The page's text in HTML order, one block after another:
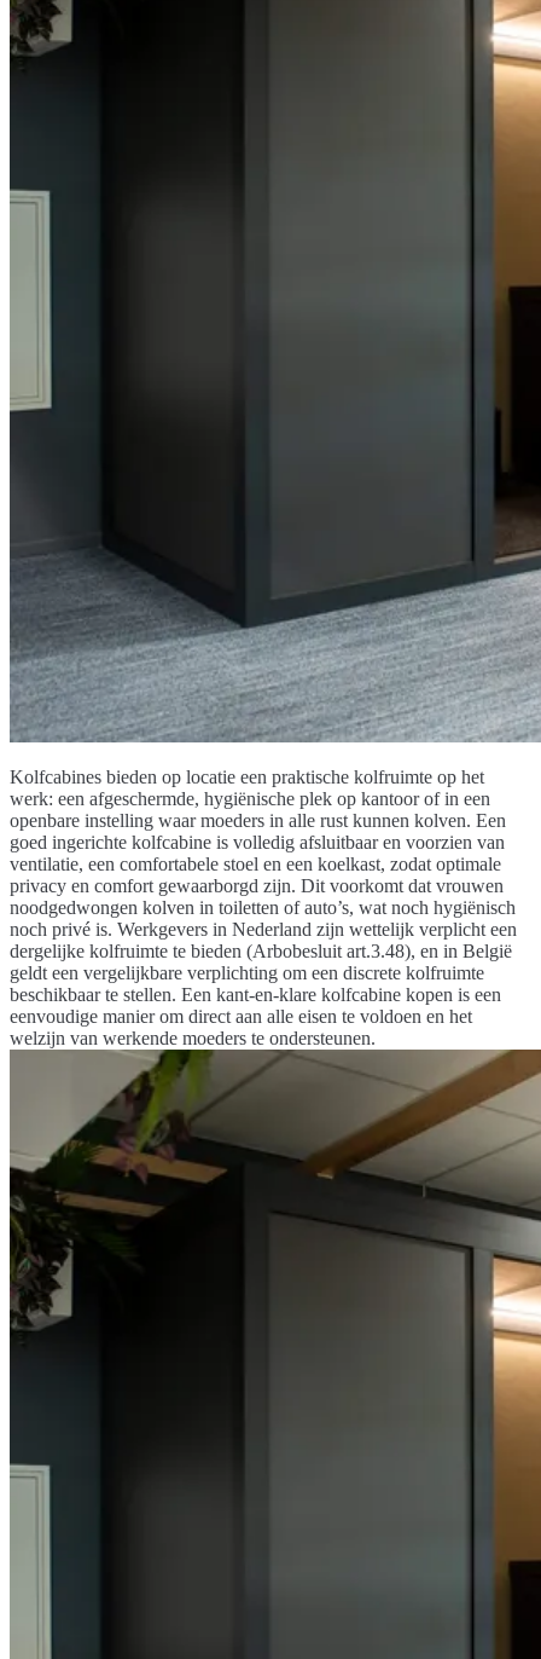
Kolfcabines bieden op locatie een praktische kolfruimte op het
werk: een afgeschermde, hygiënische plek op kantoor of in een
openbare instelling waar moeders in alle rust kunnen kolven. Een
goed ingerichte kolfcabine is volledig afsluitbaar en voorzien van
ventilatie, een comfortabele stoel en een koelkast, zodat optimale
privacy en comfort gewaarborgd zijn. Dit voorkomt dat vrouwen
noodgedwongen kolven in toiletten of auto’s, wat noch hygiënisch
noch privé is. Werkgevers in Nederland zijn wettelijk verplicht een
dergelijke kolfruimte te bieden (Arbobesluit art.3.48), en in België
geldt een vergelijkbare verplichting om een discrete kolfruimte
beschikbaar te stellen. Een kant-en-klare kolfcabine kopen is een
eenvoudige manier om direct aan alle eisen te voldoen en het
welzijn van werkende moeders te ondersteunen.